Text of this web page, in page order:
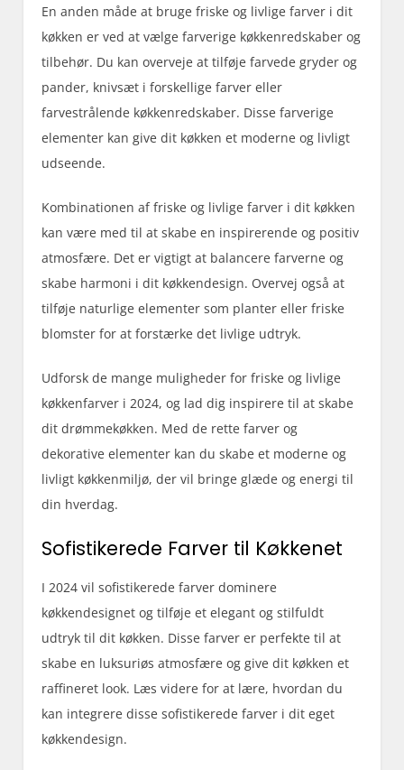
En anden måde at bruge friske og livlige farver i dit
køkken er ved at vælge farverige køkkenredskaber og
tilbehør. Du kan overveje at tilføje farvede gryder og
pander, knivsæt i forskellige farver eller
farvestrålende køkkenredskaber. Disse farverige
elementer kan give dit køkken et moderne og livligt
udseende.
Kombinationen af friske og livlige farver i dit køkken
kan være med til at skabe en inspirerende og positiv
atmosfære. Det er vigtigt at balancere farverne og
skabe harmoni i dit køkkendesign. Overvej også at
tilføje naturlige elementer som planter eller friske
blomster for at forstærke det livlige udtryk.
Udforsk de mange muligheder for friske og livlige
køkkenfarver i 2024, og lad dig inspirere til at skabe
dit drømmekøkken. Med de rette farver og
dekorative elementer kan du skabe et moderne og
livligt køkkenmiljø, der vil bringe glæde og energi til
din hverdag.
Sofistikerede Farver til Køkkenet
I 2024 vil sofistikerede farver dominere
køkkendesignet og tilføje et elegant og stilfuldt
udtryk til dit køkken. Disse farver er perfekte til at
skabe en luksuriøs atmosfære og give dit køkken et
raffineret look. Læs videre for at lære, hvordan du
kan integrere disse sofistikerede farver i dit eget
køkkendesign.